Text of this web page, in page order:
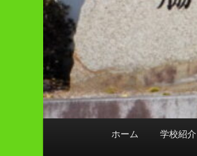
ホーム 学校紹介